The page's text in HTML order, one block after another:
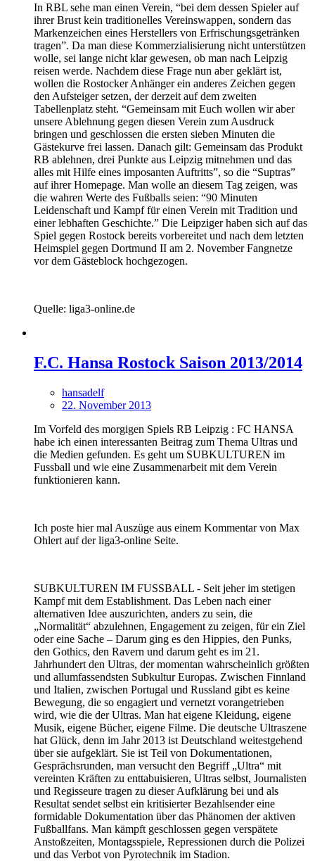
In RBL sehe man einen Verein, “bei dem dessen Spieler auf
ihrer Brust kein traditionelles Vereinswappen, sondern das
Markenzeichen eines Herstellers von Erfrischungsgetränken
tragen”. Da man diese Kommerzialisierung nicht unterstützen
wolle, sei lange nicht klar gewesen, ob man nach Leipzig
reisen werde. Nachdem diese Frage nun aber geklärt ist,
wollen die Rostocker Anhänger ein anderes Zeichen gegen
den Aufsteiger setzen, der derzeit auf dem zweiten
Tabellenplatz steht. “Gemeinsam mit Euch wollen wir aber
unsere Ablehnung gegen diesen Verein zum Ausdruck
bringen und geschlossen die ersten sieben Minuten die
Gästekurve frei lassen. Danach gilt: Gemeinsam das Produkt
RB ablehnen, drei Punkte aus Leipzig mitnehmen und das
alles mit Hilfe eines imposanten Auftritts”, so die “Suptras”
auf ihrer Homepage. Man wolle an diesem Tag zeigen, was
die wahren Werte des Fußballs seien: “90 Minuten
Leidenschaft und Kampf für einen Verein mit Tradition und
einer lebhaften Geschichte.” Die Leipziger haben sich auf das
Spiel gegen Rostock bereits vorbereitet und nach dem letzten
Heimspiel gegen Dortmund II am 2. November Fangnetze
vor dem Gästeblock hochgezogen.
Quelle: liga3-online.de
F.C. Hansa Rostock Saison 2013/2014
hansadelf
22. November 2013
Im Vorfeld des morgigen Spiels RB Leipzig : FC HANSA
habe ich einen interessanten Beitrag zum Thema Ultras und
die Medien gefunden. Es geht um SUBKULTUREN im
Fussball und wie eine Zusammenarbeit mit dem Verein
funktionieren kann.
Ich poste hier mal Auszüge aus einem Kommentar von Max
Ohlert auf der liga3-online Seite.
SUBKULTUREN IM FUSSBALL - Seit jeher im stetigen
Kampf mit dem Establishment. Das Leben nach einer
alternativen Idee auszurichten, anders zu sein, die
„Normalität“ abzulehnen, Engagement zu zeigen, für ein Ziel
oder eine Sache – Darum ging es den Hippies, den Punks,
den Gothics, den Ravern und darum geht es im 21.
Jahrhundert den Ultras, der momentan wahrscheinlich größten
und allumfassendsten Subkultur Europas. Zwischen Finnland
und Italien, zwischen Portugal und Russland gibt es keine
Bewegung, die so engagiert und vernetzt vorangetrieben
wird, wie die der Ultras. Man hat eigene Kleidung, eigene
Musik, eigene Bücher, eigene Filme. Die deutsche Ultraszene
hat Glück, denn im Jahr 2013 ist Deutschland weitestgehend
über sie aufgeklärt. Sie ist Teil von Dokumentationen,
Gesprächsrunden, man versucht den Begriff „Ultra“ mit
vereinten Kräften zu enttabuisieren, Ultras selbst, Journalisten
und Regisseure tragen zu dieser Aufklärung bei und als
Resultat sendet selbst ein kritisierter Bezahlsender eine
formidable Dokumentation über das Phänomen der aktiven
Fußballfans. Man kämpft geschlossen gegen verspätete
Anstoßzeiten, Montagsspiele, Repressionen durch die Polizei
und das Verbot von Pyrotechnik im Stadion.